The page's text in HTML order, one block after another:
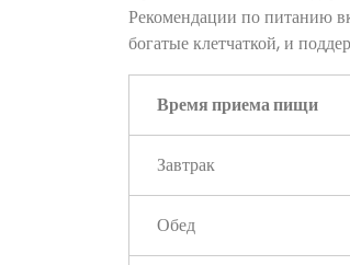
Рекомендации по питанию
богатые клетчаткой, и
Время приема пищи
Завтрак
Обед